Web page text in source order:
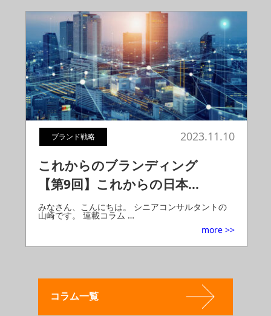
ブランド戦略 2023.11.10
これからのブランディング
【第9回】これからの日本…
みなさん、こんにちは。 シニアコンサルタントの
山崎です。 連載コラム …
more >>
コラム一覧